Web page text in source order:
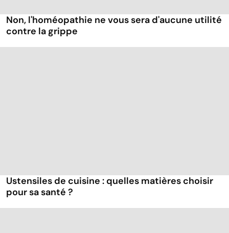
Non, l'homéopathie ne vous sera d'aucune utilité
contre la grippe
Ustensiles de cuisine : quelles matières choisir
pour sa santé ?